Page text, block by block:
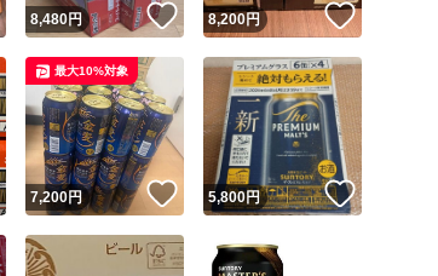
いいね！
8,480円 いいね！
8,200円 いいね！
いいね！
7,200円 いいね！
最大10%対象
5,800円 いいね！